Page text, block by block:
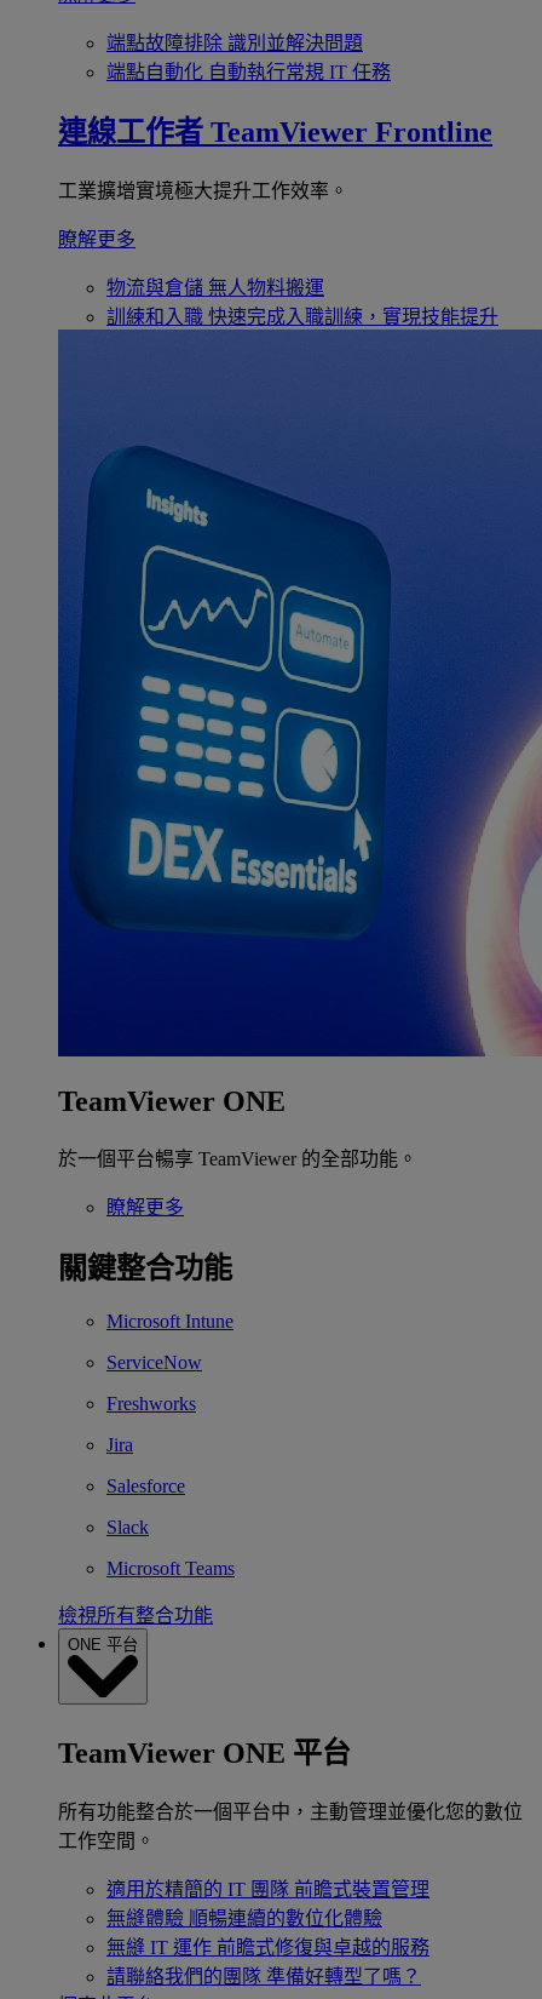
端點故障排除 識別並解決問題
端點自動化 自動執行常規 IT 任務
連線工作者 TeamViewer Frontline
工業擴增實境極大提升工作效率。
瞭解更多
物流與倉儲 無人物料搬運
訓練和入職 快速完成入職訓練，實現技能提升
TeamViewer ONE
於一個平台暢享 TeamViewer 的全部功能。
瞭解更多
關鍵整合功能
Microsoft Intune
ServiceNow
Freshworks
Jira
Salesforce
Slack
Microsoft Teams
檢視所有整合功能
ONE 平台
TeamViewer ONE 平台
所有功能整合於一個平台中，主動管理並優化您的數位
工作空間。
適用於精簡的 IT 團隊 前瞻式裝置管理
無縫體驗 順暢連續的數位化體驗
無縫 IT 運作 前瞻式修復與卓越的服務
請聯絡我們的團隊 準備好轉型了嗎？